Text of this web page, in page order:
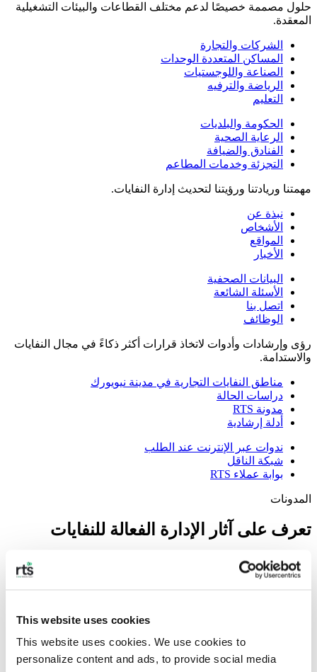
This website uses cookies
This website uses cookies. We use cookies to
personalize content and ads, to provide social media
حلول مصممة خصيصًا لدعم مختلف القطاعات والبيئات التشغيلية
المعقدة.
الشركات والتجارة
المساكن المتعددة الوحدات
الصناعة واللوجستيات
الرياضة والترفيه
التعليم
الحكومة والبلديات
الرعاية الصحية
الفنادق والضيافة
التجزئة وخدمات المطاعم
مهمتنا وريادتنا ورؤيتنا لتحديث إدارة النفايات.
نبذة عن
الأشخاص
المواقع
الأخبار
البيانات الصحفية
الأسئلة الشائعة
اتصل بنا
الوظائف
رؤى وإرشادات وأدوات لاتخاذ قرارات أكثر ذكاءً في مجال النفايات
والاستدامة.
مناطق النفايات التجارية في مدينة نيويورك
دراسات الحالة
مدونة RTS
أدلة إرشادية
ندوات عبر الإنترنت عند الطلب
شبكة الناقل
بوابة عملاء RTS
المدونات
تعرف على آثار الإدارة الفعالة للنفايات
تصفية حسب الفئة
النفايات التجارية
الاستدامة
إلى مدافن القمامة